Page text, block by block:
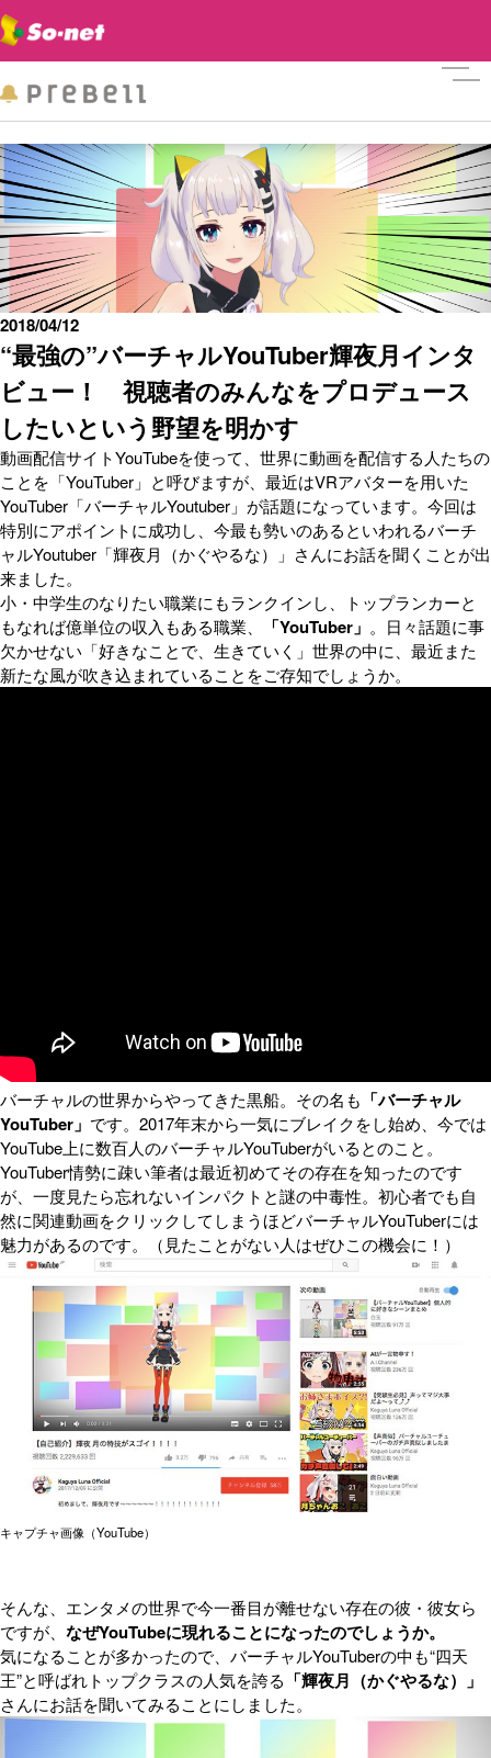
“最強の”バーチャルYouTuber輝夜月インタ
ビュー！ 視聴者のみんなをプロデュース
したいという野望を明かす
2018/04/12
動画配信サイトYouTubeを使って、世界に動画を配信する人たちの
ことを「YouTuber」と呼びますが、最近はVRアバターを用いた
YouTuber「バーチャルYoutuber」が話題になっています。今回は
特別にアポイントに成功し、今最も勢いのあるといわれるバーチ
ャルYoutuber「輝夜月（かぐやるな）」さんにお話を聞くことが出
来ました。
小・中学生のなりたい職業にもランクインし、トップランカーと
もなれば億単位の収入もある職業、
「YouTuber」 。日々話題に事
欠かせない「好きなことで、生きていく」世界の中に、最近また
新たな風が吹き込まれていることをご存知でしょうか。
バーチャルの世界からやってきた黒船。その名も 「バーチャル
YouTuber」 です。2017年末から一気にブレイクをし始め、今では
YouTube上に数百人のバーチャルYouTuberがいるとのこと。
YouTuber情勢に疎い筆者は最近初めてその存在を知ったのです
が、一度見たら忘れないインパクトと謎の中毒性。初心者でも自
然に関連動画をクリックしてしまうほどバーチャルYouTuberには
魅力があるのです。（見たことがない人はぜひこの機会に！）
キャプチャ画像（YouTube）
そんな、エンタメの世界で今一番目が離せない存在の彼・彼女ら
ですが、 なぜYouTubeに現れることになったのでしょうか。
気になることが多かったので、バーチャルYouTuberの中も“四天
王”と呼ばれトップクラスの人気を誇る 「輝夜月（かぐやるな）」
さんにお話を聞いてみることにしました。